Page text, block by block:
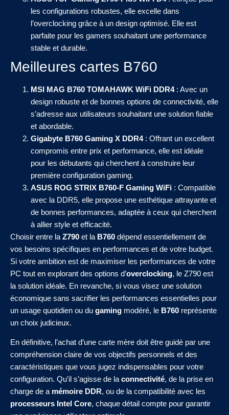
les configurations robustes, elle excelle dans
l’overclocking grâce à un design optimisé. Elle est
parfaite pour les gamers souhaitant une performance
stable et durable.
Meilleures cartes B760
MSI MAG B760 TOMAHAWK WiFi DDR4: Avec un
design robuste et de bonnes options de connectivité, elle
s’adresse aux utilisateurs souhaitant une solution fiable
et abordable.
Gigabyte B760 Gaming X DDR4: Offrant un excellent
compromis entre prix et performance, elle est idéale
pour les débutants qui cherchent à construire leur
première configuration gaming.
ASUS ROG STRIX B760-F Gaming WiFi : Compatible
avec la DDR5, elle propose une esthétique attrayante et
de bonnes performances, adaptée à ceux qui cherchent
à allier style et efficacité.
Choisir entre la Z790 et la B760 dépend essentiellement de
vos besoins spécifiques en performances et de votre budget.
Si votre ambition est de maximiser les performances de votre
PC tout en explorant des options d’overclocking, le Z790 est
la solution idéale. En revanche, si vous visez une solution
économique sans sacrifier les performances essentielles pour
un usage quotidien ou du gaming modéré, le B760 représente
un choix judicieux.
En définitive, l’achat d’une carte mère doit être guidé par une
compréhension claire de vos objectifs personnels et des
caractéristiques que vous jugez indispensables pour votre
configuration. Qu’il s’agisse de la connectivité, de la prise en
charge de a mémoire DDR, ou de la compatibilité avec les
processeurs Intel Core, chaque détail compte pour garantir